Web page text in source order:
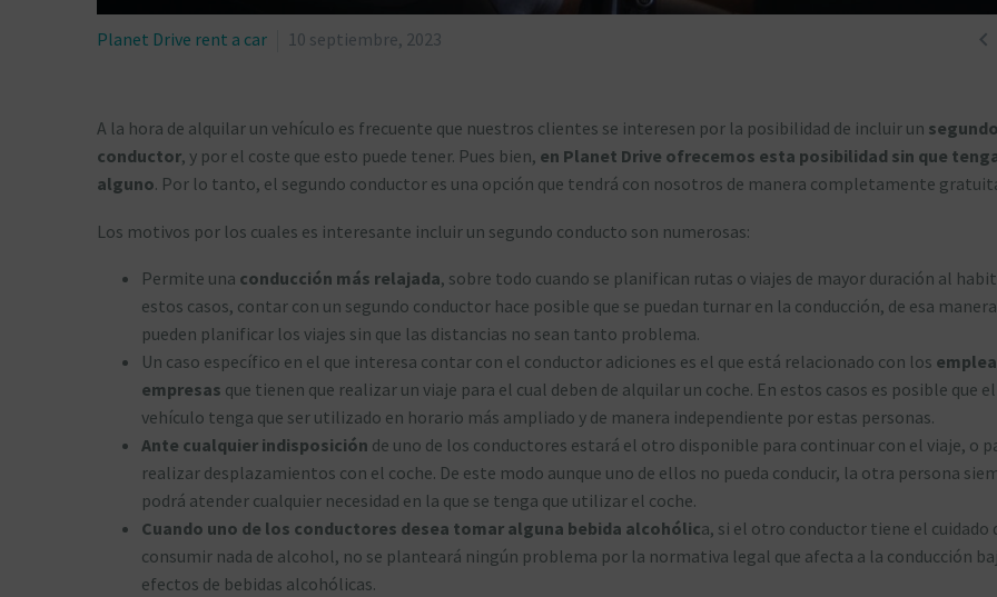

Planet Drive rent a car 10 septiembre, 2023
A la hora de alquilar un vehículo es frecuente que nuestros clientes se interesen por la posibilidad de incluir un
conductor, y por el coste que esto puede tener. Pues bien, en Planet Drive ofrecemos esta posibilidad sin que
alguno. Por lo tanto, el segundo conductor es una opción que tendrá con nosotros de manera completamente
Los motivos por los cuales es interesante incluir un segundo conducto son numerosas:
Permite una conducción más relajada, sobre todo cuando se planifican rutas o viajes de mayor duración al
estos casos, contar con un segundo conductor hace posible que se puedan turnar en la conducción, de esa
pueden planificar los viajes sin que las distancias no sean tanto problema.
Un caso específico en el que interesa contar con el conductor adiciones es el que está relacionado con los
empresas que tienen que realizar un viaje para el cual deben de alquilar un coche. En estos casos es posible que el
vehículo tenga que ser utilizado en horario más ampliado y de manera independiente por estas personas.
Ante cualquier indisposición de uno de los conductores estará el otro disponible para continuar con el viaje, o
realizar desplazamientos con el coche. De este modo aunque uno de ellos no pueda conducir, la otra persona
podrá atender cualquier necesidad en la que se tenga que utilizar el coche.
Cuando uno de los conductores desea tomar alguna bebida alcohólica, si el otro conductor tiene el cuidado
consumir nada de alcohol, no se planteará ningún problema por la normativa legal que afecta a la conducción
efectos de bebidas alcohólicas.